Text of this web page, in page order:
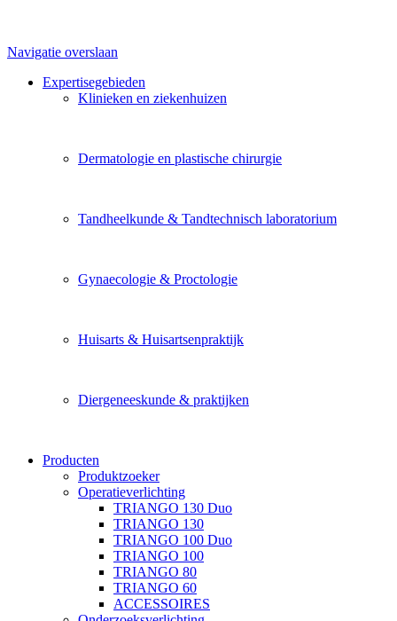
Navigatie overslaan
Expertisegebieden
Klinieken en ziekenhuizen
Dermatologie en plastische chirurgie
Tandheelkunde & Tandtechnisch laboratorium
Gynaecologie & Proctologie
Huisarts & Huisartsenpraktijk
Diergeneeskunde & praktijken
Producten
Produktzoeker
Operatieverlichting
TRIANGO 130 Duo
TRIANGO 130
TRIANGO 100 Duo
TRIANGO 100
TRIANGO 80
TRIANGO 60
ACCESSOIRES